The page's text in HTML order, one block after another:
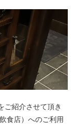
ご紹介させて頂き
食店）へのご利用